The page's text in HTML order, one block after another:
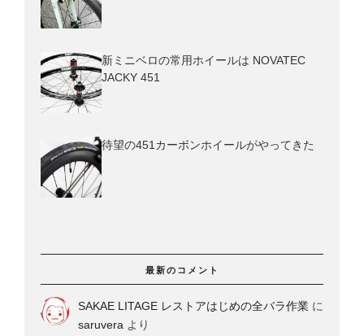
新ミニベロの常用ホイールは NOVATEC
JACKY 451
待望の451カーボンホイールがやってきた
最新のコメント
SAKAE LITAGE レストアはじめの全バラ作業に
saruvera より